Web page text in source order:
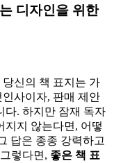
디자인을 위한
신의 책 표지는 가
사이자, 판매 제안
다. 하지만 잠재 독자
지지 않는다면, 어떻
답은 종종 강력하고
렇다면, 좋은 책 표